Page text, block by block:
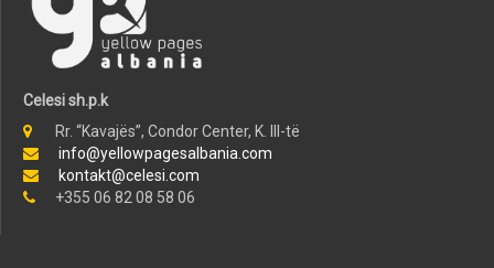
Celesi sh.p.k
Rr. “Kavajës”, Condor Center, K. III-të
info@yellowpagesalbania.com
kontakt@celesi.com
+355 06 82 08 58 06